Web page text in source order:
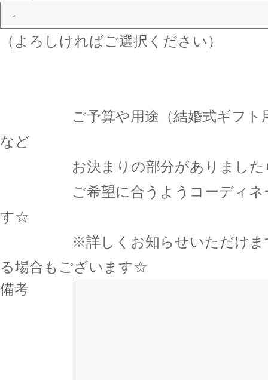
（よろしければご選択ください）
ご予算や用途（結婚式ギフト用
など
お決まりの部分がありましたら
ご希望に合うようコーディネー
す☆
※詳しくお知らせいただけます
る場合もございます☆
備考